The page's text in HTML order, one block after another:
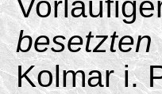
besetzten
Kolmar i.